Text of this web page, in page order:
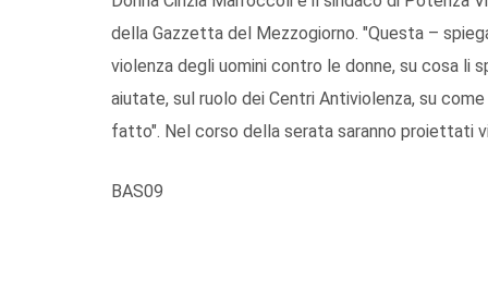
della Gazzetta del Mezzogiorno. "Questa –
violenza degli uomini contro le donne, su cosa li
aiutate, sul ruolo dei Centri Antiviolenza, su
fatto". Nel corso della serata saranno proiettati
BAS09